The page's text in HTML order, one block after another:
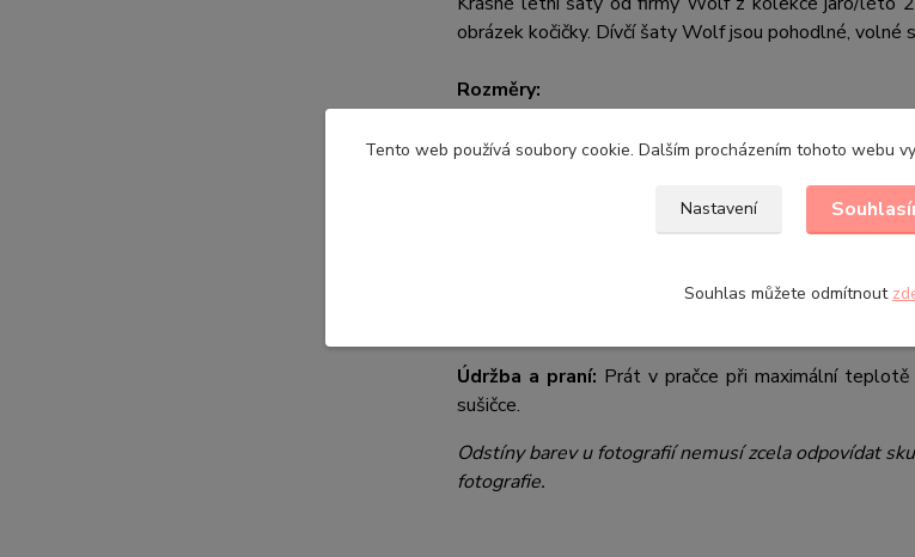
obrázek kočičky. Dívčí šaty Wolf jsou pohodlné, volné
Rozměry:
velikost 98 (2-3 roky) - celková délka 48 cm,
velikost 104 (3-4 roky) - celková délka 51 cm,
velikost 110 (4-5 let) - celková délka 52 cm,
velikost 116 (5-6 let) - celková délka 56 cm,
velikost 128 (7-8 let) - celková délka 63 cm,
Údržba a praní: Prát v pračce při maximální
sušičce.
Odstíny barev u fotografií nemusí zcela odpovídat
fotografie.
Tento web používá soubory cookie. Dalším procházením tohoto webu
Nastavení
Souhlas můžete odmítnout